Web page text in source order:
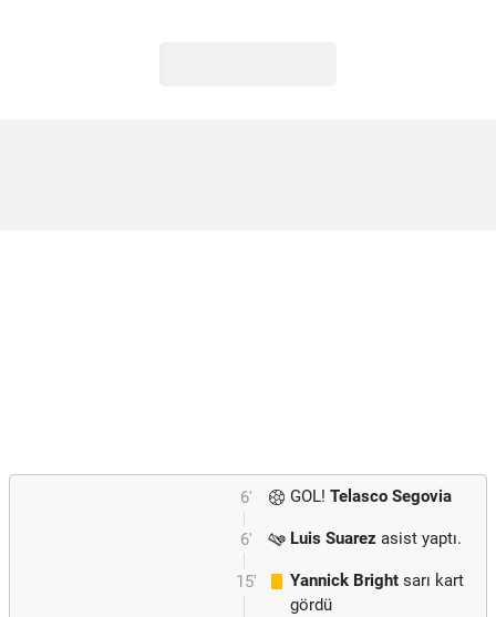
6' GOL! Telasco Segovia
6' Luis Suarez asist yaptı.
15' Yannick Bright sarı kart
gördü